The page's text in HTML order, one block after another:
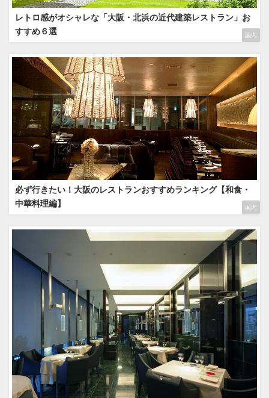
国内
レトロ感がオシャレな「大阪・北浜の近代建築レストラン」お
すすめ６選
国内
必ず行きたい！大阪のレストランおすすめランキング【和食・
中華料理編】